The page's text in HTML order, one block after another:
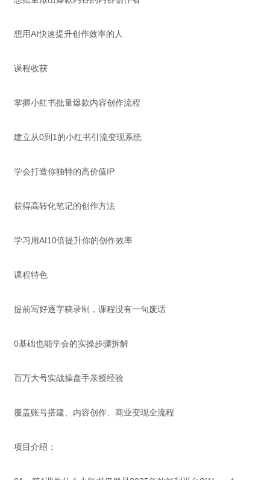
想用AI快速提升创作效率的人
课程收获
掌握小红书批量爆款内容创作流程
建立从0到1的小红书引流变现系统
学会打造你独特的高价值IP
获得高转化笔记的创作方法
学习用AI10倍提升你的创作效率
课程特色
提前写好逐字稿录制，课程没有一句废话
0基础也能学会的实操步骤拆解
百万大号实战操盘手亲授经验
覆盖账号搭建、内容创作、商业变现全流程
项目介绍：